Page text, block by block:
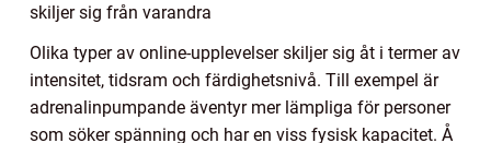
skiljer sig från varandra
Olika typer av online-upplevelser skiljer sig åt i termer av
intensitet, tidsram och färdighetsnivå. Till exempel är
adrenalinpumpande äventyr mer lämpliga för personer
som söker spänning och har en viss fysisk kapacitet. Å